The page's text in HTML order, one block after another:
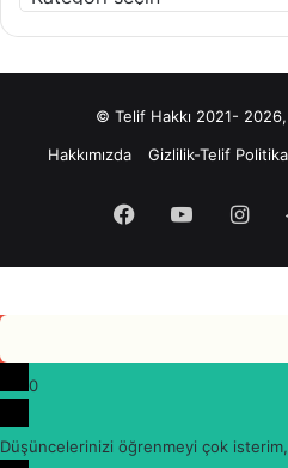
© Telif Hakkı 2021- 2026,
Hakkımızda
Gizlilik-Telif
Facebook
YouTube
0
Düşüncelerinizi öğrenmeyi çok